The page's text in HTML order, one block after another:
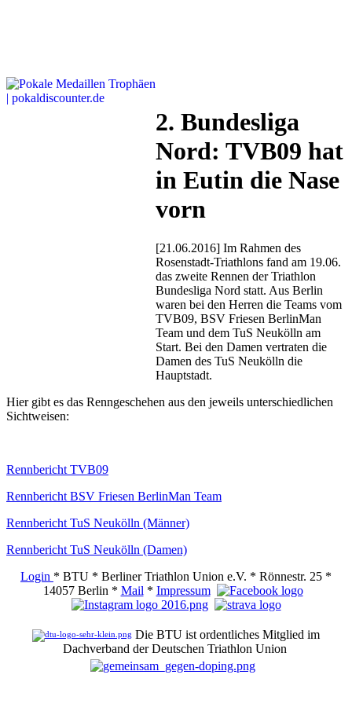
2. Bundesliga
Nord: TVB09 hat
in Eutin die Nase
vorn
[21.06.2016] Im Rahmen des
Rosenstadt-Triathlons fand am 19.06.
das zweite Rennen der Triathlon
Bundesliga Nord statt. Aus Berlin
waren bei den Herren die Teams vom
TVB09, BSV Friesen BerlinMan
Team und dem TuS Neukölln am
Start. Bei den Damen vertraten die
Damen des TuS Neukölln die
Hauptstadt.
Hier gibt es das Renngeschehen aus den jeweils unterschiedlichen
Sichtweisen:
Rennbericht TVB09
Rennbericht BSV Friesen BerlinMan Team
Rennbericht TuS Neukölln (Männer)
Rennbericht TuS Neukölln (Damen)
Login * BTU * Berliner Triathlon Union e.V. * Rönnestr. 25 *
14057 Berlin * Mail * Impressum
Die BTU ist ordentliches Mitglied im
Dachverband der Deutschen Triathlon Union